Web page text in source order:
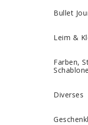
Bullet
Leim &
Farben,
Diverses